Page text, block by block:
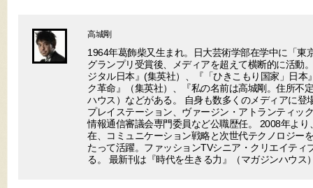
高城剛
1964年葛飾柴又生まれ。日大芸術学部在学中に「東
グランプリ受賞後、メディアを超えて横断的に活
ジタル日本』(集英社）、『「ひきこもり国家」日本
ク革命』（集英社）、『私の名前は高城剛。住所不
ハウス）などがある。 自身も数多くのメディアに登
プレイステーション、ヴァージン・アトランティッ
情報通信審議会専門委員など公職歴任。 2008年よ
在、コミュニケーション戦略と次世代テクノロジー
たって活躍。ファッションTVシニア・クリエイティ
る。 最新刊は『時代を生きる力』（マガジンハウス